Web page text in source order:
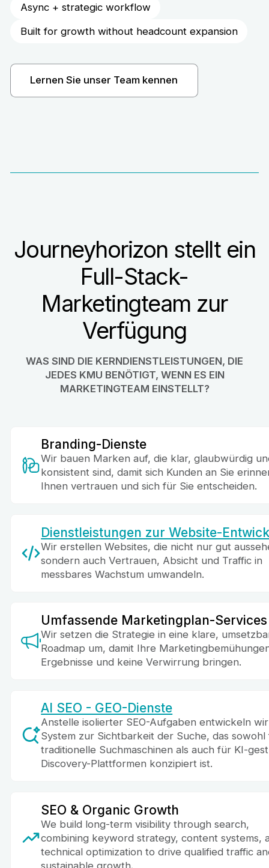
Async + strategic workflow
Built for growth without headcount expansion
Lernen Sie unser Team kennen
Journeyhorizon stellt ein
Full-Stack-
Marketingteam zur
Verfügung
WAS SIND DIE KERNDIENSTLEISTUNGEN, DIE
JEDES KMU BENÖTIGT, WENN ES EIN
MARKETINGTEAM EINSTELLT?
Branding-Dienste
Wir bauen Marken auf, die klar, glaubwürdig
konsistent sind, damit sich Kunden an Sie
Ihnen vertrauen und sich für Sie entscheiden.
Dienstleistungen zur Website-
Wir erstellen Websites, die nicht nur gut
sondern auch Vertrauen, Absicht und Traffic in
messbares Wachstum umwandeln.
Umfassende Marketingplan-Services
Wir setzen die Strategie in eine klare,
Roadmap um, damit Ihre
Ergebnisse und keine Verwirrung bringen.
AI SEO - GEO-Dienste
Anstelle isolierter SEO-Aufgaben entwickeln
System zur Sichtbarkeit der Suche, das sowohl
traditionelle Suchmaschinen als auch für KI-
Discovery-Plattformen konzipiert ist.
SEO & Organic Growth
We build long-term visibility through search,
combining keyword strategy, content systems,
technical optimization to drive qualified traffic
sustainable growth.